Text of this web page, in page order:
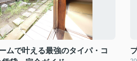
ムで叶える最強のタイパ・コ